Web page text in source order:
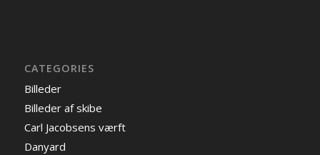
CATEGORIES
Billeder
Billeder af skibe
Carl Jacobsens værft
Danyard